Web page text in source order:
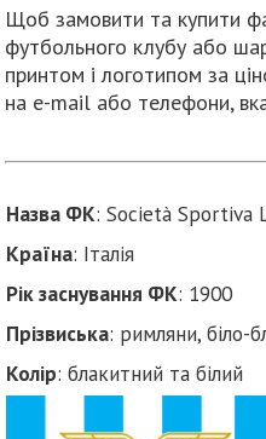
Щоб замовити та купити
футбольного клубу або
принтом і логотипом за
на e-mail або телефони,
Назва ФК: Società Sportiva
Країна: Італія
Рік заснування ФК: 1900
Прізвиська: римляни, біло-
Колір: блакитний та білий